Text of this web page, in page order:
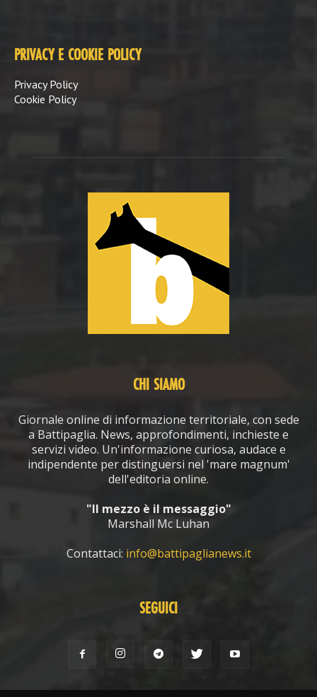
PRIVACY E COOKIE POLICY
Privacy Policy
Cookie Policy
CHI SIAMO
Giornale online di informazione territoriale, con sede
a Battipaglia. News, approfondimenti, inchieste e
servizi video. Un'informazione curiosa, audace e
indipendente per distinguersi nel 'mare magnum'
dell'editoria online.
"Il mezzo è il messaggio"
Marshall Mc Luhan
Contattaci: info@battipaglianews.it
SEGUICI